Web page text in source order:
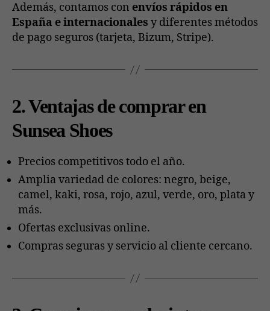
Además, contamos con envíos rápidos en
España e internacionales y diferentes métodos
de pago seguros (tarjeta, Bizum, Stripe).
2. Ventajas de comprar en
Sunsea Shoes
Precios competitivos todo el año.
Amplia variedad de colores: negro, beige,
camel, kaki, rosa, rojo, azul, verde, oro, plata y
más.
Ofertas exclusivas online.
Compras seguras y servicio al cliente cercano.